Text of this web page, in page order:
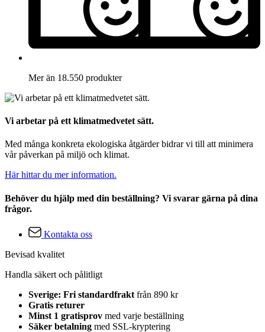
Mer än 18.550 produkter
Vi arbetar på ett klimatmedvetet sätt.
Med många konkreta ekologiska åtgärder bidrar vi till att minimera
vår påverkan på miljö och klimat.
Här hittar du mer information.
Behöver du hjälp med din beställning? Vi svarar gärna på dina
frågor.
Kontakta oss
Bevisad kvalitet
Handla säkert och pålitligt
Sverige: Fri standardfrakt från 890 kr
Gratis returer
Minst 1 gratisprov med varje beställning
Säker betalning med SSL-kryptering